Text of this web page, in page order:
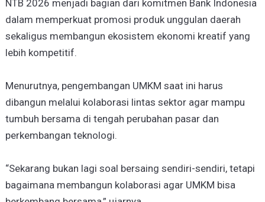
NTB 2026 menjadi bagian dari komitmen Bank Indonesia
dalam memperkuat promosi produk unggulan daerah
sekaligus membangun ekosistem ekonomi kreatif yang
lebih kompetitif.
Menurutnya, pengembangan UMKM saat ini harus
dibangun melalui kolaborasi lintas sektor agar mampu
tumbuh bersama di tengah perubahan pasar dan
perkembangan teknologi.
“Sekarang bukan lagi soal bersaing sendiri-sendiri, tetapi
bagaimana membangun kolaborasi agar UMKM bisa